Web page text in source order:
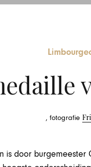
, fotografie
is door